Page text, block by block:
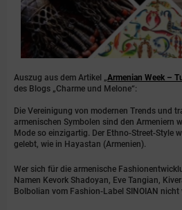
Auszug aus dem Artikel „Armenian Week –
des Blogs „Charme und Melone“:
Die Vereinigung von modernen Trends und
armenischen Symbolen sind den Armeniern
Mode so einzigartig. Der Ethno-Street-Style
gelebt, wie in Hayastan (Armenien).
Wer sich für die armenische
Namen Kevork Shadoyan, Eve Tangian,
Bolbolian vom Fashion-Label SINOIAN nicht